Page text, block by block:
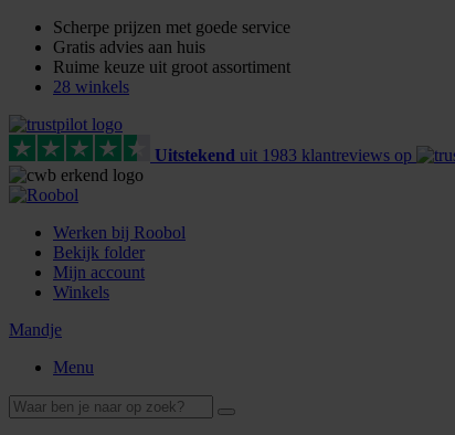
Scherpe prijzen met goede service
Gratis advies aan huis
Ruime keuze uit groot assortiment
28 winkels
Uitstekend uit 1983 klantreviews op
Werken bij Roobol
Bekijk folder
Mijn account
Winkels
Mandje
Menu